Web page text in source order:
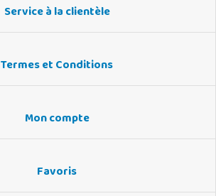
Service à la clientèle
Termes et Conditions
Mon compte
Favoris